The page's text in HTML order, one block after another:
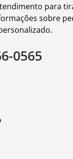
para
sobre
0565